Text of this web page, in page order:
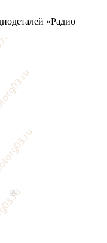
«Радио